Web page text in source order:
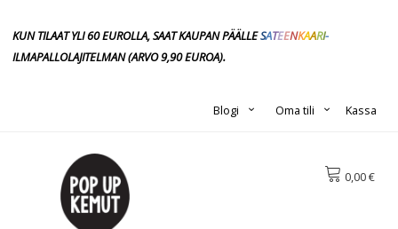
KUN TILAAT YLI 60 EUROLLA, SAAT KAUPAN PÄÄLLESATEENKAARI-
ILMAPALLOLAJITELMAN(ARVO 9,90EUROA).
Kassa
Oma tili
Blogi
0,00 €